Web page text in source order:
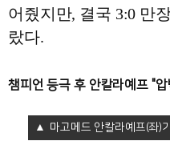
어줬지만, 결국 3:0 만
랐다.
챔피언 등극 후 안칼라예프 "
마고메드 안칼라예프(좌)